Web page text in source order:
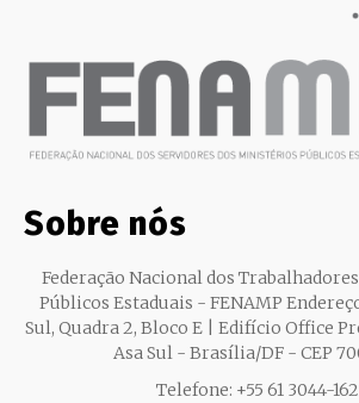
Sobre nós
Federação Nacional dos
Públicos Estaduais - FENAMP
Sul, Quadra 2, Bloco E | Edifício Office
Asa Sul - Brasília/DF - CEP
Telefone: +55 61 3044-